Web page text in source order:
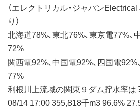
（エレクトリカル・ジャパン
り）
北海道78%、東北76%、東京電77%、
72%
関西電92%、中国電92%、四国電92%
77%
利根川上流域の関東９ダム貯水率は
08/14 17:00 355,818千m3 96.6%